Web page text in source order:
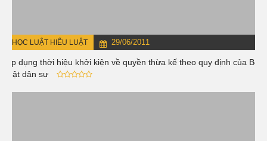
HỌC LUẬT HIỂU LUẬT 29/06/2011
Áp dụng thời hiệu khởi kiện về quyền thừa kế theo quy định của Bộ
luật dân sự